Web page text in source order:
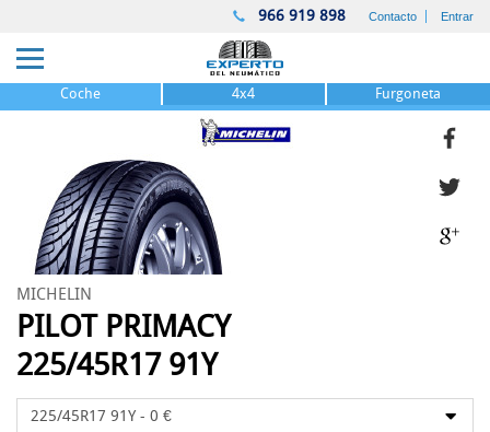
966 919 898 Contacto Entrar
Coche 4x4 Furgoneta
MICHELIN
PILOT PRIMACY
225/45R17 91Y